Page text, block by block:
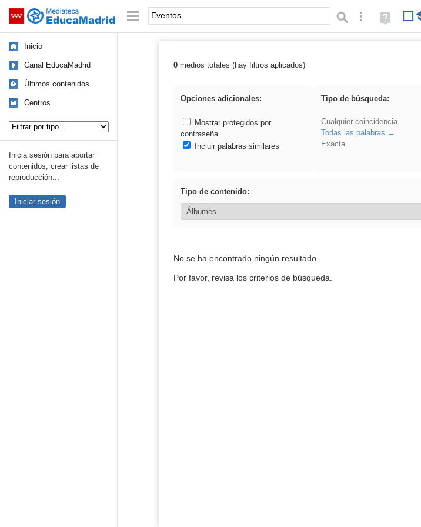
Saltar navegación Palabra o frase: Búsqueda avanzada
Ayuda
(en
Inicio
Canal EducaMadrid
Últimos contenidos
Centros
Inicia sesión para aportar
contenidos, crear listas de
reproducción...
Iniciar sesión
Resultados de: Eventos
0medios totales (hay filtros aplicados)
Opciones adicionales:
Mostrar protegidos por
contraseña
Incluir palabras similares
Tipo de búsqueda:
Cualquier coincidencia
Todas las palabras
Exacta
Tipo de contenido:
No se ha encontrado ningún resultado.
Por favor, revisa los criterios de búsqueda.